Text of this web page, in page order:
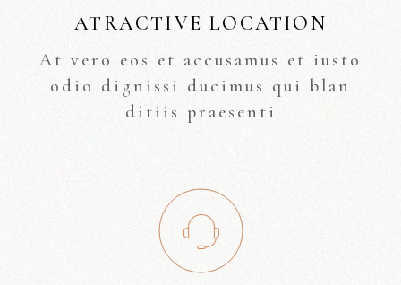
ATRACTIVE LOCATION
At vero eos et accusamus et iusto
odio dignissi ducimus qui blan
ditiis praesenti